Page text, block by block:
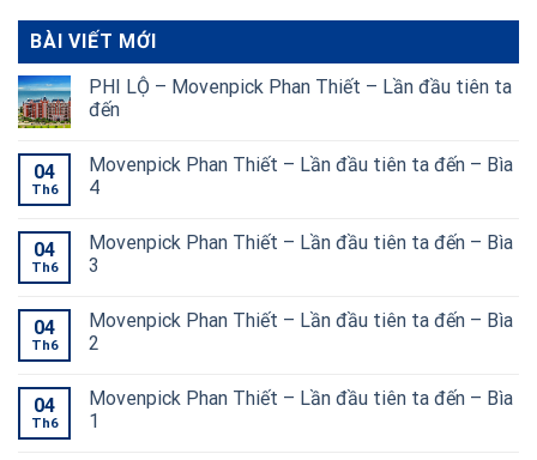
BÀI VIẾT MỚI
PHI LỘ – Movenpick Phan Thiết – Lần đầu tiên ta
đến
04
Th6
Movenpick Phan Thiết – Lần đầu tiên ta đến – Bìa
4
04
Th6
Movenpick Phan Thiết – Lần đầu tiên ta đến – Bìa
3
04
Th6
Movenpick Phan Thiết – Lần đầu tiên ta đến – Bìa
2
04
Th6
Movenpick Phan Thiết – Lần đầu tiên ta đến – Bìa
1